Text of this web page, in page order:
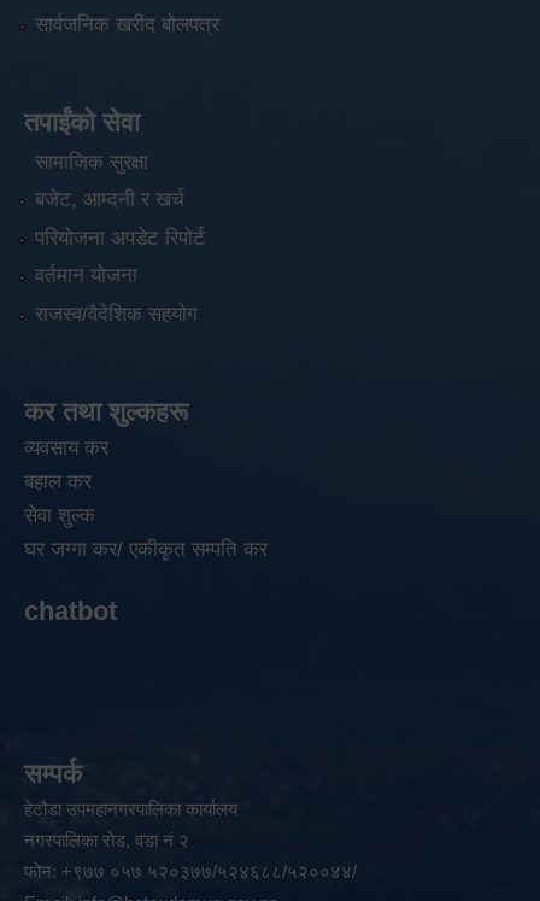
सार्वजनिक खरीद बोलपत्र
तपाईंको सेवा
सामाजिक सुरक्षा
बजेट, आम्दनी र खर्च
परियोजना अपडेट रिपोर्ट
वर्तमान योजना
राजस्व/वैदेशिक सहयोग
कर तथा शुल्कहरू
व्यवसाय कर
बहाल कर
सेवा शुल्क
घर जग्गा कर/ एकीकृत सम्पति कर
chatbot
सम्पर्क
हेटौडा उपमहानगरपालिका कार्यालय
नगरपालिका रोड, वडा नं २
फोन: +९७७ ०५७ ५२०३७७/५२४६८८/५२००४४/